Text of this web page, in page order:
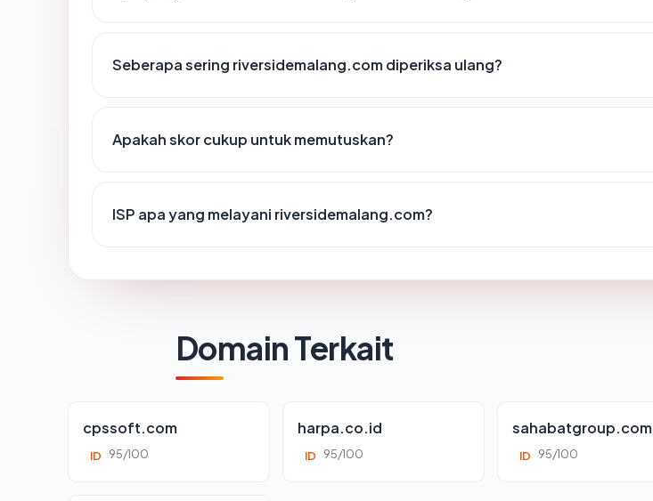
Seberapa sering riversidemalang.com diperiksa ulang?
Apakah skor cukup untuk memutuskan?
ISP apa yang melayani riversidemalang.com?
Domain Terkait
cpssoft.com
ID 95/100
harpa.co.id
ID 95/100
sahabatgroup.com
ID 95/100